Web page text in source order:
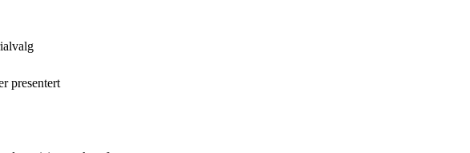
presentert